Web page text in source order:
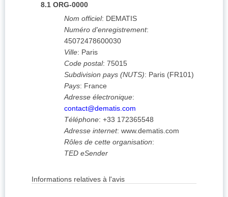
8.1 ORG-0000
Nom officiel: DEMATIS
Numéro d'enregistrement:
45072478600030
Ville: Paris
Code postal: 75015
Subdivision pays (NUTS): Paris (FR101)
Pays: France
Adresse électronique:
contact@dematis.com
Téléphone: +33 172365548
Adresse internet: www.dematis.com
Rôles de cette organisation:
TED eSender
Informations relatives à l'avis